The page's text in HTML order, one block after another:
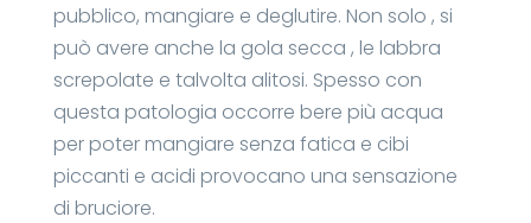
pubblico, mangiare e deglutire. Non solo , si
può avere anche la gola secca , le labbra
screpolate e talvolta alitosi. Spesso con
questa patologia occorre bere più acqua
per poter mangiare senza fatica e cibi
piccanti e acidi provocano una sensazione
di bruciore.